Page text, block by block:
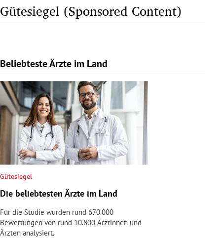
Gütesiegel (Sponsored Content)
Beliebteste Ärzte im Land
Slide 1 von 1
Gütesiegel
Die beliebtesten Ärzte im Land
Für die Studie wurden rund 670.000
Bewertungen von rund 10.800 Ärztinnen und
Ärzten analysiert.